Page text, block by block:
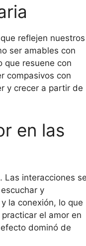
reflejen nuestros
ser amables con
que resuene con
compasivos con
y crecer a partir de
en las
Las interacciones se
y
la conexión, lo que
el amor en
dominó de